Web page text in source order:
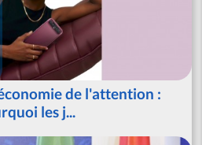
de l'attention :
les j...